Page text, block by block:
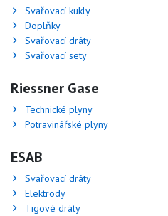
Svařovací kukly
Doplňky
Svařovací dráty
Svařovací sety
Riessner Gase
Technické plyny
Potravinářské plyny
ESAB
Svařovací dráty
Elektrody
Tigové dráty